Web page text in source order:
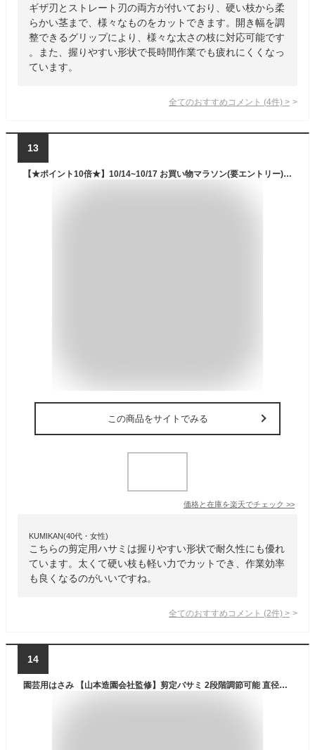
ギザ刃とストレート刃の両方が付いており、硬い枝から柔
らかい茎まで、様々なものをカットできます。開き幅を調
整できるグリップにより、様々な太さの枝に対応可能です
。また、握りやすい形状で長時間作業でも疲れにくくなっ
ています。
全てのおすすめコメント (4件) >
13
【★ポイント10倍★】10/14~10/17 お買い物マラソン(要エントリー) GS #2242 兼次 剪定鋏 ゴールド V8
この商品をサイトでみる
価格と在庫を楽天でチェック >>
KUMIKAN(40代・女性)
こちらの剪定用ハサミは握りやすい形状で耐久性にも優れ
ています。太くて硬い枝も軽い力でカットでき、作業効率
も良くなるのがいいですね。
全てのおすすめコメント (2件) >
14
園芸用はさみ 【山本造園会社監修】剪定バサミ 2段階調節可能 直径20mm対応 安全ロック付き 握りやすくサクサク切れる 人気 2024年新モデル剪定鋏 生け花 庭木 枝切り 果樹 盆栽 庭園 剪定 作業 はさみ Yireal